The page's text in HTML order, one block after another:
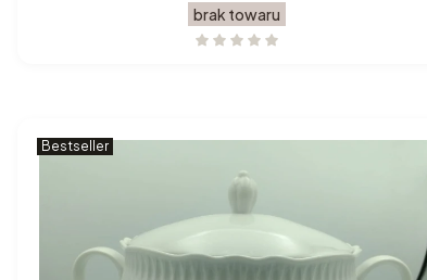
brak towaru
Bestseller